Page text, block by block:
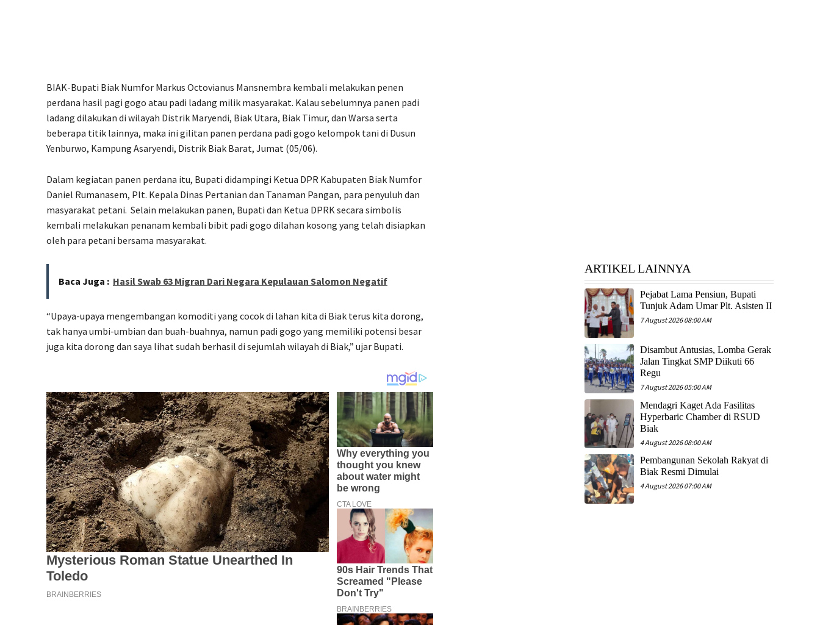
BIAK-Bupati Biak Numfor Markus Octovianus Mansnembra kembali melakukan penen
perdana hasil pagi gogo atau padi ladang milik masyarakat. Kalau sebelumnya panen padi
ladang dilakukan di wilayah Distrik Maryendi, Biak Utara, Biak Timur, dan Warsa serta
beberapa titik lainnya, maka ini gilitan panen perdana padi gogo kelompok tani di Dusun
Yenburwo, Kampung Asaryendi, Distrik Biak Barat, Jumat (05/06).
Dalam kegiatan panen perdana itu, Bupati didampingi Ketua DPR Kabupaten Biak Numfor
Daniel Rumanasem, Plt. Kepala Dinas Pertanian dan Tanaman Pangan, para penyuluh dan
masyarakat petani. Selain melakukan panen, Bupati dan Ketua DPRK secara simbolis
kembali melakukan penanam kembali bibit padi gogo dilahan kosong yang telah disiapkan
oleh para petani bersama masyarakat.
Baca Juga : Hasil Swab 63 Migran Dari Negara Kepulauan Salomon Negatif
“Upaya-upaya mengembangan komoditi yang cocok di lahan kita di Biak terus kita dorong,
tak hanya umbi-umbian dan buah-buahnya, namun padi gogo yang memiliki potensi besar
juga kita dorong dan saya lihat sudah berhasil di sejumlah wilayah di Biak,” ujar Bupati.
ARTIKEL LAINNYA
Pejabat Lama Pensiun, Bupati
Tunjuk Adam Umar Plt. Asisten II
7 August 2026 08:00 AM
Disambut Antusias, Lomba Gerak
Jalan Tingkat SMP Diikuti 66
Regu
7 August 2026 05:00 AM
Mendagri Kaget Ada Fasilitas
Hyperbaric Chamber di RSUD
Biak
4 August 2026 08:00 AM
Pembangunan Sekolah Rakyat di
Biak Resmi Dimulai
4 August 2026 07:00 AM